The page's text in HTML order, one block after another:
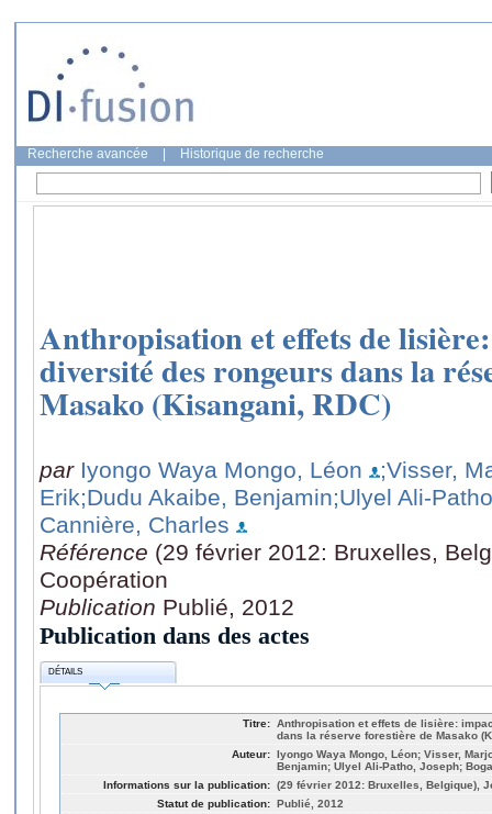
Recherche avancée Historique de recherche
Anthropisation et effets de
diversité des rongeurs dans la
Masako (Kisangani, RDC)
par Iyongo Waya Mongo, Léon
;Visser,
Erik;Dudu Akaibe, Benjamin;Ulyel Ali-
Cannière, Charles
Référence (29 février 2012: Bruxelles,
Coopération
Publication Publié, 2012
Publication dans des actes
DÉTAILS
Titre: Anthropisation et effets de lisière:
dans la réserve forestière de Masako
Auteur: Iyongo Waya Mongo, Léon; Visser,
Benjamin; Ulyel Ali-Patho, Joseph;
Informations sur la publication: (29 février 2012: Bruxelles, Belgique),
Statut de publication: Publié, 2012